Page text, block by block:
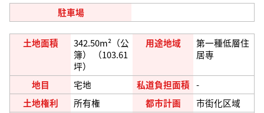
駐車場
土地面積
342.50m²（公
簿） （103.61
坪）
用途地域
第一種低層住
居専
地目 宅地 私道負担面積 -
土地権利
所有権 都市計画
市街化区域